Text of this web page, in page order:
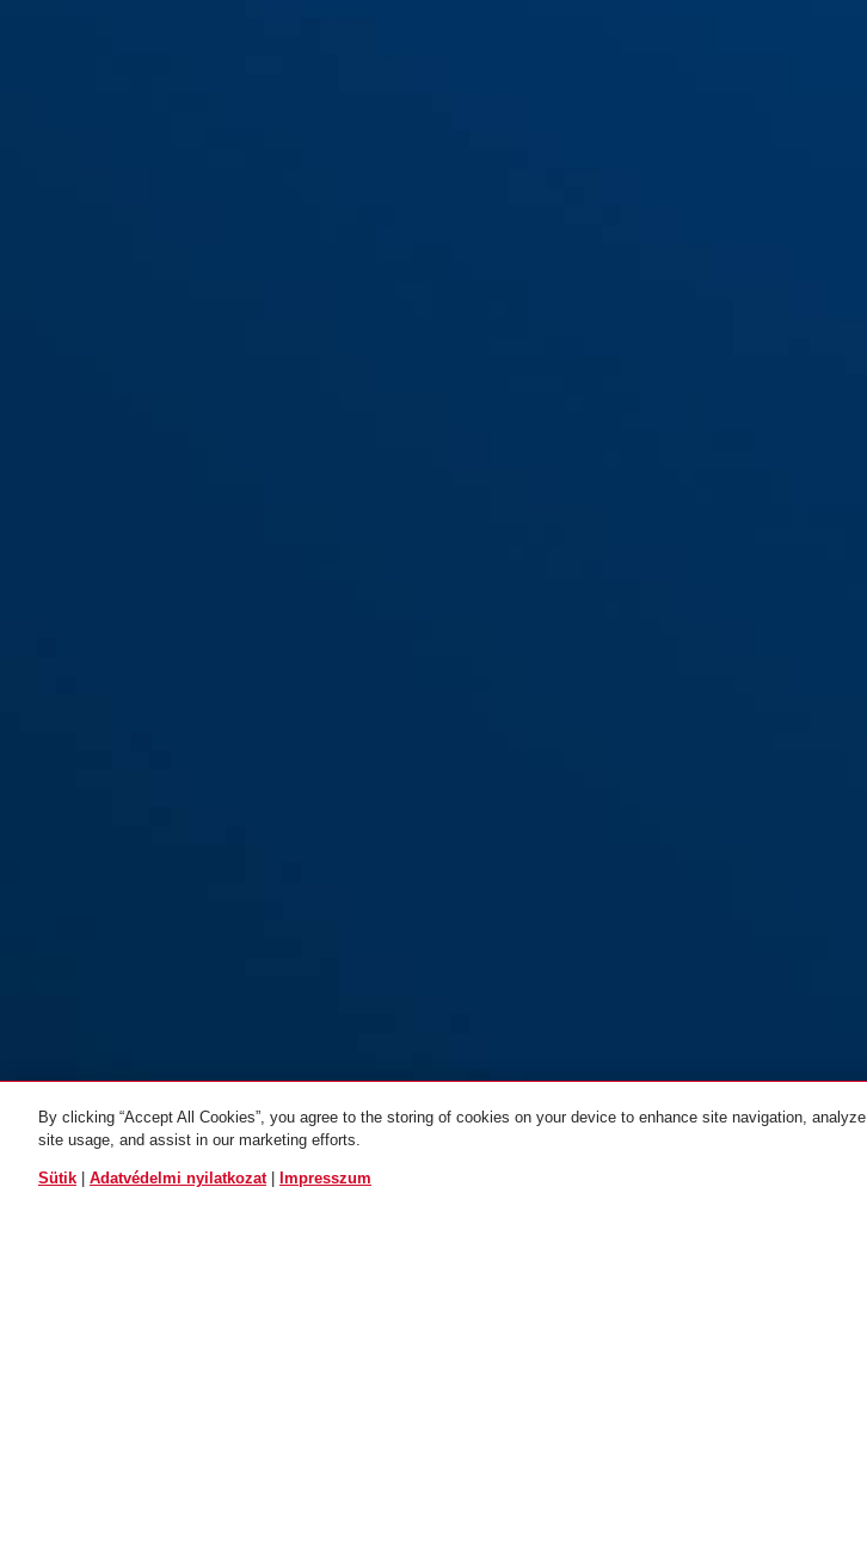
Tartó ST 6000/90
Tartó ST 6000 +
6100/75 BORDO™
By clicking “Accept All Cookies”, you agree to the storing of cookies on your device to enhance site navigation, analyze
site usage, and assist in our marketing efforts.
Sütik Adatvédelmi nyilatkozat| Impresszum